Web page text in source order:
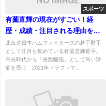
スポーツ
有薗直輝の現在がすごい！経
歴・成績・注目される理由を徹
底解説日本ハム期待の若手強打
者
北海道日本ハムファイターズの若手野手
として注目を集めている有薗直輝選手。
高校時代から「長距離砲」として高い評
価を受け、2021年ドラフトで...